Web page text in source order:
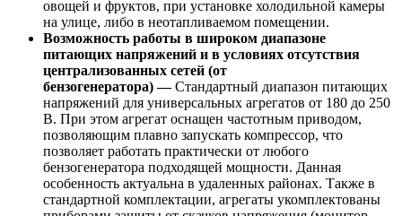
овощей и фруктов, при установке холодильной камеры
на улице, либо в неотапливаемом помещении.
Возможность работы в широком диапазоне
питающих напряжений и в условиях отсутствия
централизованных сетей (от
бензогенератора) —Стандартный диапазон питающих
напряжений для универсальных агрегатов от 180 до 250
В. При этом агрегат оснащен частотным приводом,
позволяющим плавно запускать компрессор, что
позволяет работать практически от любого
бензогенератора подходящей мощности. Данная
особенность актуальна в удаленных районах. Также в
стандартной комплектации, агрегаты укомплектованы